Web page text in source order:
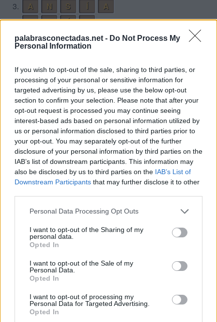
palabrasconectadas.net - Do Not Process My
Personal Information
If you wish to opt-out of the sale, sharing to third parties, or
processing of your personal or sensitive information for
targeted advertising by us, please use the below opt-out
section to confirm your selection. Please note that after your
opt-out request is processed you may continue seeing
interest-based ads based on personal information utilized by
us or personal information disclosed to third parties prior to
your opt-out. You may separately opt-out of the further
disclosure of your personal information by third parties on the
IAB’s list of downstream participants. This information may
also be disclosed by us to third parties on the IAB’s List of
Downstream Participants that may further disclose it to other
Personal Data Processing Opt Outs
I want to opt-out of the Sharing of my
personal data.
Opted In
I want to opt-out of the Sale of my
Personal Data.
Opted In
I want to opt-out of processing my
Personal Data for Targeted Advertising.
Opted In
3. A N S Í
A
4. A N Í
S
5. A S A
N
7. A Í S L A
N
8.
L A N
A
9.
L A S
A
10. N A S
A
11.
N A S A
L
12.
S A L
A
13.
S A L
Í
14.
S A L Í
A
S A N
A
Desafío 7
D I
O B Ú
S
S I
S I T
O
S I